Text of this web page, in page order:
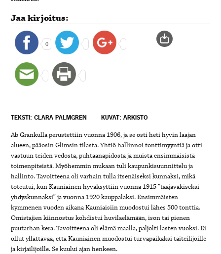
Jaa kirjoitus:
0
TEKSTI: CLARA PALMGREN KUVAT: ARKISTO
Ab Grankulla perustettiin vuonna 1906, ja se osti heti hyvin laajan
alueen, pääosin Glimsin tilasta. Yhtiö hallinnoi tonttimyyntiä ja otti
vastuun teiden vedosta, puhtaanapidosta ja muista ensimmäisistä
toimenpiteistä. Myöhemmin mukaan tuli kaupunkisuunnittelu ja
hallinto. Tavoitteena oli varhain tulla itsenäiseksi kunnaksi, mikä
toteutui, kun Kauniainen hyväksyttiin vuonna 1915 ”taajaväkiseksi
yhdyskunnaksi” ja vuonna 1920 kauppalaksi. Ensimmäisten
kymmenen vuoden aikana Kauniaisiin muodostui lähes 500 tonttia.
Omistajien kiinnostus kohdistui huvilaelämään, ison tai pienen
puutarhan kera. Tavoitteena oli elämä maalla, paljolti lasten vuoksi. Ei
ollut yllättävää, että Kauniainen muodostui turvapaikaksi taiteilijoille
ja kirjailijoille. Se kuului ajan henkeen.